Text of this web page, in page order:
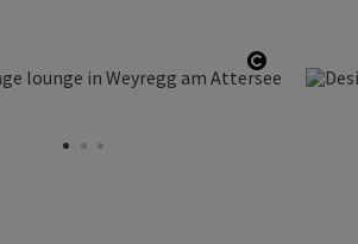
Open